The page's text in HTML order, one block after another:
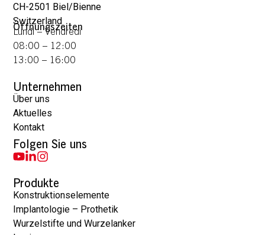
CH-2501 Biel/Bienne
Switzerland
Öffnungszeiten
Lundi – Vendredi
08:00 – 12:00
13:00 – 16:00
Unternehmen
Über uns
Aktuelles
Kontakt
Folgen Sie uns
Produkte
Konstruktionselemente
Implantologie – Prothetik
Wurzelstifte und Wurzelanker